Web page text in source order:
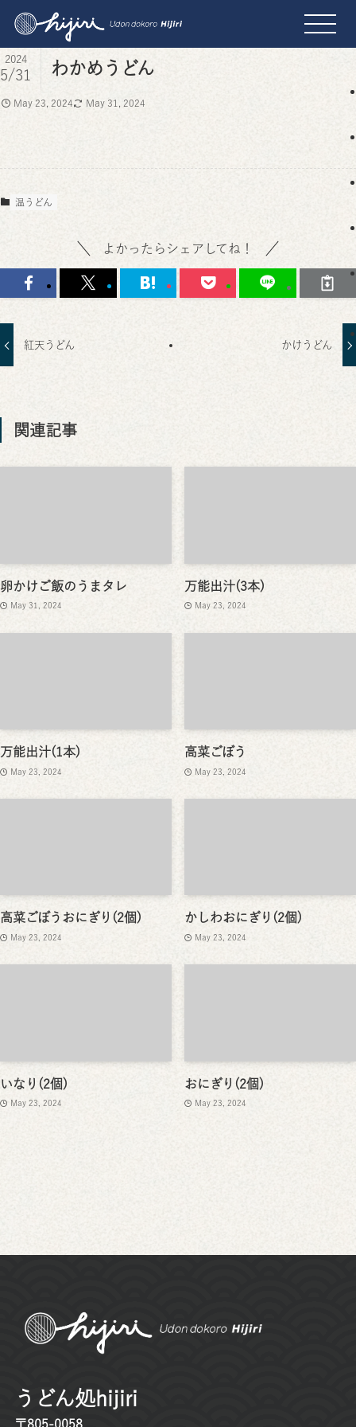
わかめうどん
2024
5/31
May 23, 2024 May 31, 2024
温うどん
よかったらシェアしてね！
紅天うどん かけうどん
関連記事
卵かけご飯のうまタレ
May 31, 2024
万能出汁(3本)
May 23, 2024
万能出汁(1本)
May 23, 2024
高菜ごぼう
May 23, 2024
高菜ごぼうおにぎり(2個)
May 23, 2024
かしわおにぎり(2個)
May 23, 2024
いなり(2個)
May 23, 2024
おにぎり(2個)
May 23, 2024
うどん処hijiri
〒805-0058